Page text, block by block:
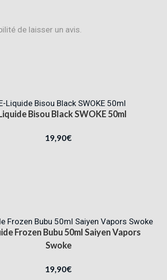
de laisser un avis.
Bisou Black SWOKE 50ml
19,90€
Frozen Bubu 50ml Saiyen Vapors
Swoke
19,90€